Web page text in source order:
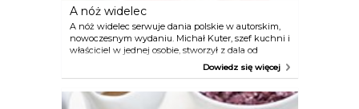
A nóż widelec
A nóż widelec serwuje dania polskie w autorskim,
nowoczesnym wydaniu. Michał Kuter, szef kuchni i
właściciel w jednej osobie, stworzył z dala od
centrum miasta miejsce modne, popularne i
Dowiedz się więcej